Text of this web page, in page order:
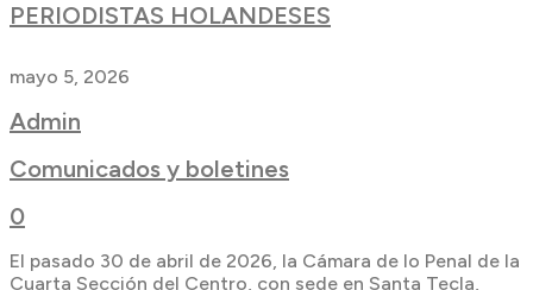
PERIODISTAS HOLANDESES
mayo 5, 2026
Admin
Comunicados y boletines
0
El pasado 30 de abril de 2026, la Cámara de lo Penal de la
Cuarta Sección del Centro, con sede en Santa Tecla,